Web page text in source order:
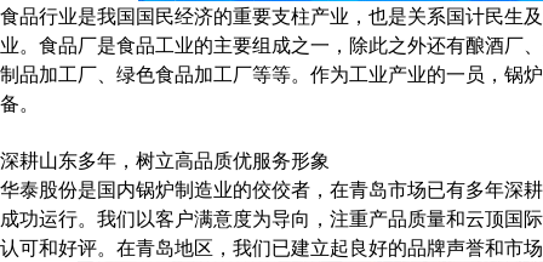
食品行业是我国国民经济的重要支柱产业，也是关系国计民生
业。食品厂是食品工业的主要组成之一，除此之外还有酿酒厂
制品加工厂、绿色食品加工厂等等。作为工业产业的一员，锅
备。
深耕山东多年，树立高品质优服务形象
华泰股份是国内锅炉制造业的佼佼者，在青岛市场已有多年深
成功运行。我们以客户满意度为导向，注重产品质量和云顶国
认可和好评。在青岛地区，我们已建立起良好的品牌声誉和市